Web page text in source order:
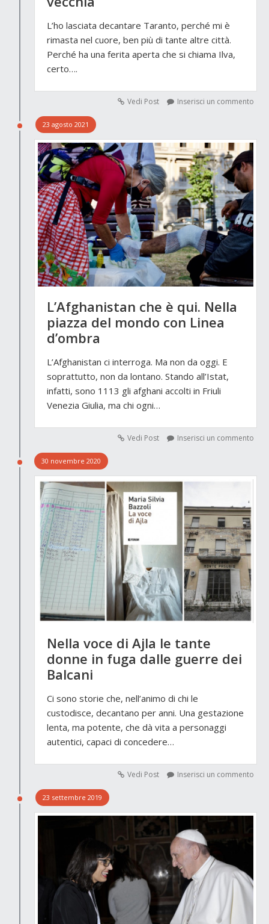
L’ho lasciata decantare Taranto, perché mi è
rimasta nel cuore, ben più di tante altre città.
Perché ha una ferita aperta che si chiama Ilva,
certo….
Vedi Post Inserisci un commento
23 agosto 2021
L’Afghanistan che è qui. Nella
piazza del mondo con Linea
d’ombra
L’Afghanistan ci interroga. Ma non da oggi. E
soprattutto, non da lontano. Stando all’Istat,
infatti, sono 1113 gli afghani accolti in Friuli
Venezia Giulia, ma chi ogni…
Vedi Post Inserisci un commento
30 novembre 2020
Nella voce di Ajla le tante
donne in fuga dalle guerre dei
Balcani
Ci sono storie che, nell’animo di chi le
custodisce, decantano per anni. Una gestazione
lenta, ma potente, che dà vita a personaggi
autentici, capaci di concedere…
Vedi Post Inserisci un commento
23 settembre 2019